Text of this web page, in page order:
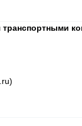
транспортными